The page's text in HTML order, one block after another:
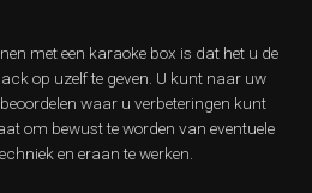
met een karaoke box is dat het u de
op uzelf te geven. U kunt naar uw
waar u verbeteringen kunt
om bewust te worden van eventuele
en eraan te werken.